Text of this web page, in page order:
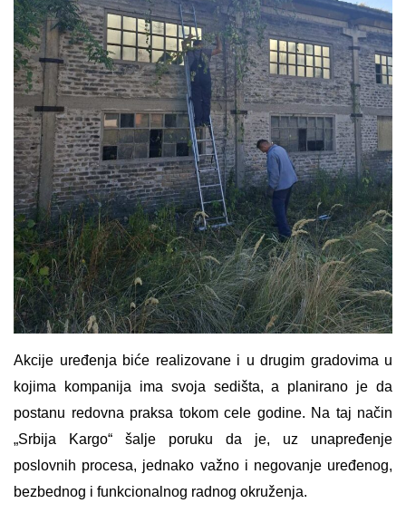
Akcije uređenja biće realizovane i u drugim gradovima u
kojima kompanija ima svoja sedišta, a planirano je da
postanu redovna praksa tokom cele godine. Na taj način
„Srbija Kargo“ šalje poruku da je, uz unapređenje
poslovnih procesa, jednako važno i negovanje uređenog,
bezbednog i funkcionalnog radnog okruženja.